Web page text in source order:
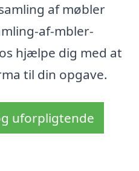
af møbler
af-mbler-
hjælpe dig med at
til din opgave.
uforpligtende